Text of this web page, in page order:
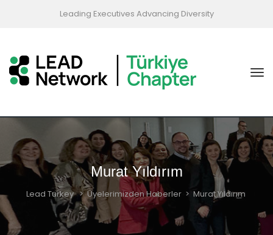
Leading Executives Advancing Diversity
Murat Yıldırım
Lead Turkey >Üyelerimizden Haberler > Murat Yıldırım